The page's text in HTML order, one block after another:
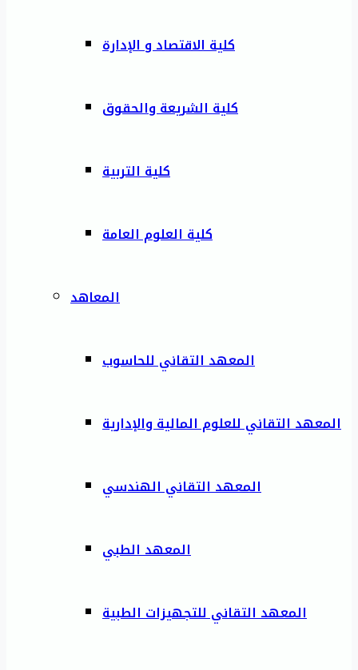
كلية الاقتصاد و الإدارة
كلية الشريعة والحقوق
كلية التربية
كلية العلوم العامة
المعاهد
المعهد التقاني للحاسوب
المعهد التقاني للعلوم المالية والإدارية
المعهد التقاني الهندسي
المعهد الطبي
المعهد التقاني للتجهيزات الطبية